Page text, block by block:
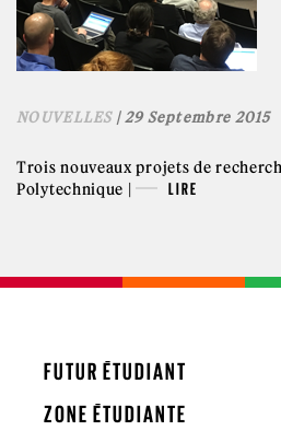
NOUVELLES| 29 Septembre 2015
Trois nouveaux projets de
Polytechnique |
LIRE
FUTUR ÉTUDIANT
ZONE ÉTUDIANTE